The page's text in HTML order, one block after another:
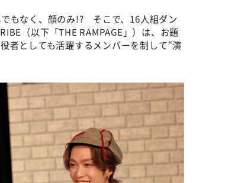
もなく、顔のみ!? そこで、16人組ダン
（以下「THE RAMPAGE」）は、お題
者としても活躍するメンバーを制して“演